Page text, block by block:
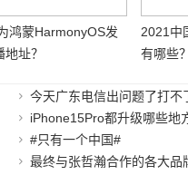
鸿蒙HarmonyOS发
址？
2021中
有哪些？
今天广东电信出问题了打不
iPhone15Pro都升级哪些地
#只有一个中国#
最终与张哲瀚合作的各大品